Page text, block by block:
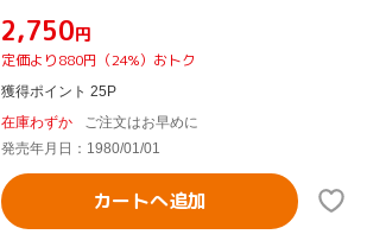
¥2,750円
定価より880円（24%）おトク
獲得ポイント 25P
在庫わずか
ご注文はお早めに
発売年月日：1980/01/01
カートへ追加